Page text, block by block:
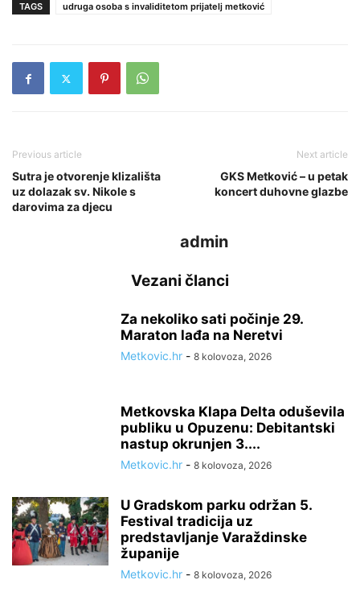
TAGS udruga osoba s invaliditetom prijatelj metković
Previous article
Sutra je otvorenje klizališta
uz dolazak sv. Nikole s
darovima za djecu
Next article
GKS Metković – u petak
koncert duhovne glazbe
admin
Vezani članci
Za nekoliko sati počinje 29.
Maraton lađa na Neretvi
Metkovic.hr - 8 kolovoza, 2026
Metkovska Klapa Delta oduševila
publiku u Opuzenu: Debitantski
nastup okrunjen 3....
Metkovic.hr - 8 kolovoza, 2026
U Gradskom parku održan 5.
Festival tradicija uz
predstavljanje Varaždinske
županije
Metkovic.hr - 8 kolovoza, 2026